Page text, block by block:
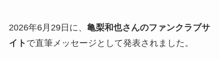
2026年6月29日に、 亀梨和也さんのファンクラブサ
イト で直筆メッセージとして発表されました。